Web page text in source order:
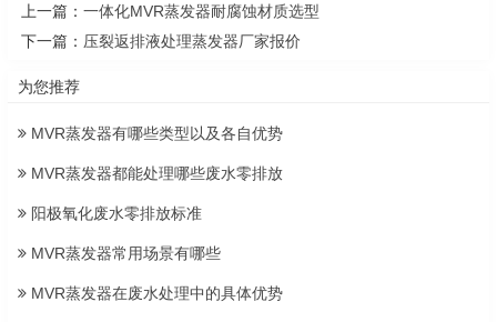
上一篇： 一体化MVR蒸发器耐腐蚀材质选型
下一篇： 压裂返排液处理蒸发器厂家报价
为您推荐
MVR蒸发器有哪些类型以及各自优势
MVR蒸发器都能处理哪些废水零排放
阳极氧化废水零排放标准
MVR蒸发器常用场景有哪些
MVR蒸发器在废水处理中的具体优势